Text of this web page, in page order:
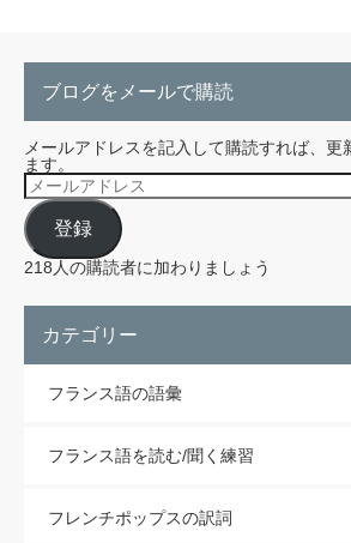
ブログをメールで購読
メールアドレスを記入して購読すれば、更
ます。
メ
ー
ル
ア
ド
レ
登録
218人の購読者に加わりましょう
カテゴリー
フランス語の語彙
フランス語を読む/聞く練習
フレンチポップスの訳詞